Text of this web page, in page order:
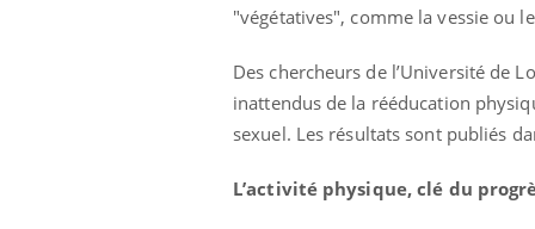
"végétatives", comme la vessie ou
Des chercheurs de l’Université de
inattendus de la rééducation
sexuel. Les résultats sont publiés
L’activité physique, clé du
t-il dans le sud de la